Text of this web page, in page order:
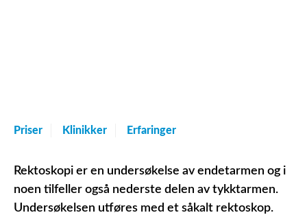
Priser Klinikker Erfaringer
Rektoskopi er en undersøkelse av endetarmen og i
noen tilfeller også nederste delen av tykktarmen.
Undersøkelsen utføres med et såkalt rektoskop.